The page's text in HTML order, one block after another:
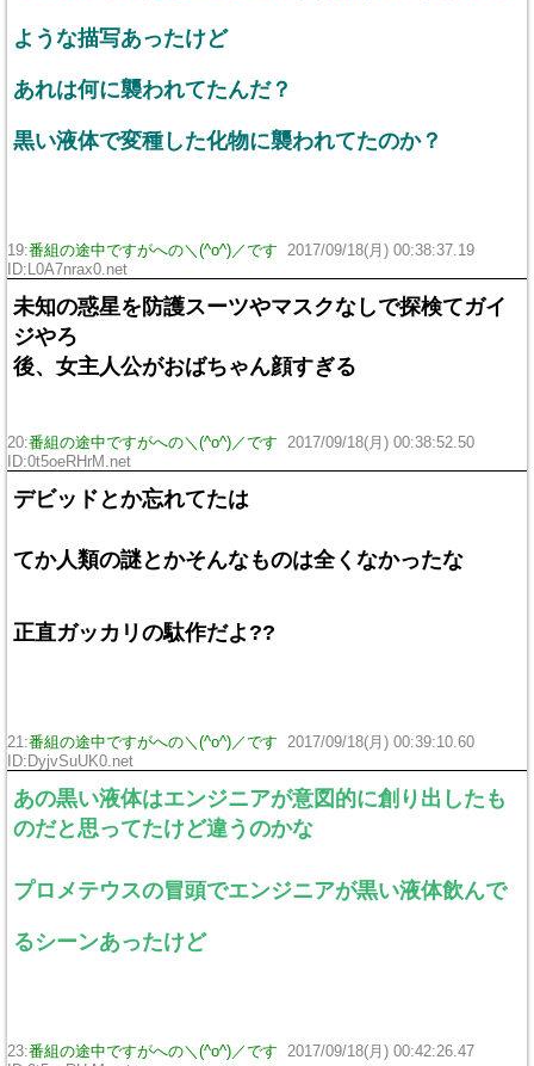
ような描写あったけど
あれは何に襲われてたんだ？
黒い液体で変種した化物に襲われてたのか？
19:番組の途中ですがへの＼(^o^)／です
2017/09/18(月) 00:38:37.19
ID:L0A7nrax0.net
未知の惑星を防護スーツやマスクなしで探検てガイ
ジやろ
後、女主人公がおばちゃん顔すぎる
20:番組の途中ですがへの＼(^o^)／です
2017/09/18(月) 00:38:52.50
ID:0t5oeRHrM.net
デビッドとか忘れてたは
てか人類の謎とかそんなものは全くなかったな
正直ガッカリの駄作だよ??
21:番組の途中ですがへの＼(^o^)／です
2017/09/18(月) 00:39:10.60
ID:DyjvSuUK0.net
あの黒い液体はエンジニアが意図的に創り出したも
のだと思ってたけど違うのかな
プロメテウスの冒頭でエンジニアが黒い液体飲んで
るシーンあったけど
23:番組の途中ですがへの＼(^o^)／です
2017/09/18(月) 00:42:26.47